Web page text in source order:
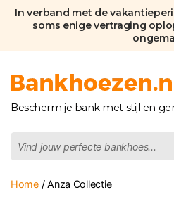
In verband met de
soms enige vertraging
Bankhoezen.nl
Bescherm je bank met stijl en
zoeken
Home/ Anza Collectie